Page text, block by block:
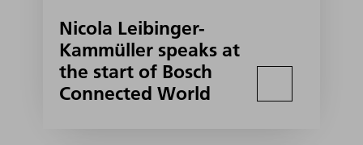
Nicola Leibinger-
Kammüller speaks at
the start of Bosch
Connected World